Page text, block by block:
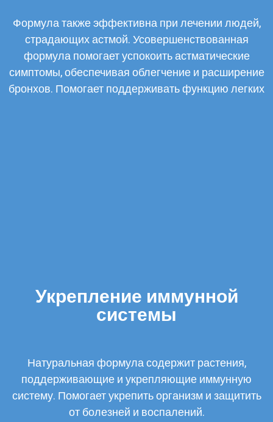
Формула также эффективна при лечении людей,
страдающих астмой. Усовершенствованная
формула помогает успокоить астматические
симптомы, обеспечивая облегчение и расширение
бронхов. Помогает поддерживать функцию легких
Укрепление иммунной
системы
Натуральная формула содержит растения,
поддерживающие и укрепляющие иммунную
систему. Помогает укрепить организм и защитить
от болезней и воспалений.